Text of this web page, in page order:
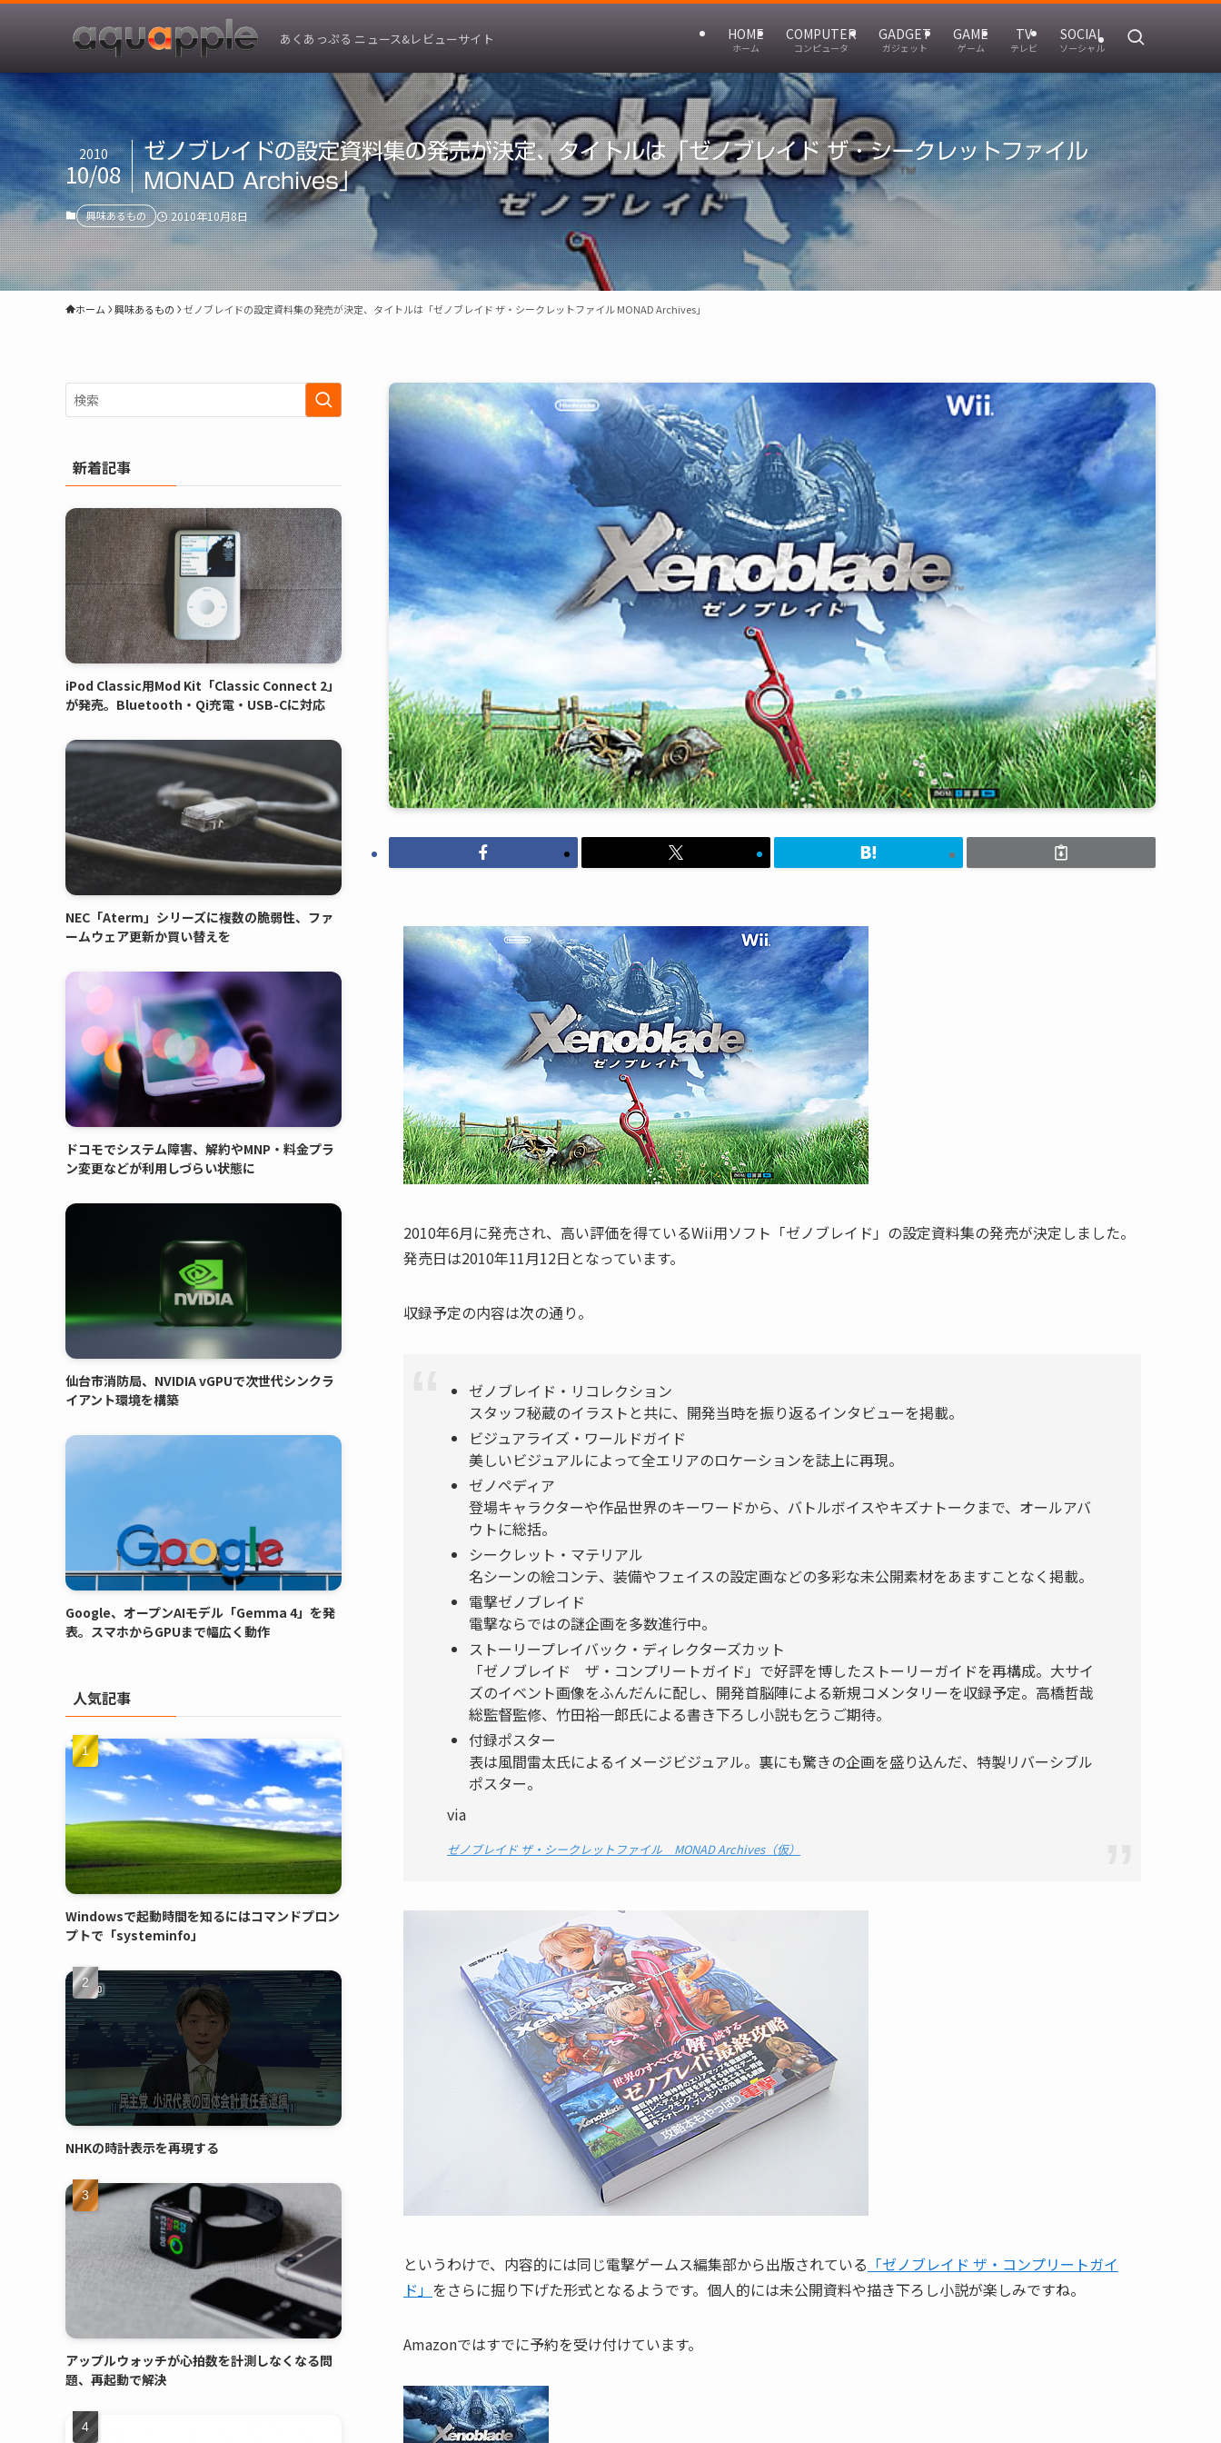
あくあっぷる ニュース&レビューサイト HOME
ホーム
COMPUTER
コンピュータ
GADGET
ガジェット
GAME
ゲーム
TV
テレビ
SOCIAL
ソーシャル
ゼノブレイドの設定資料集の発売が決定、タイトルは「ゼノブレイド ザ・シークレットファイル
MONAD Archives」
2010
10/08
興味あるもの 2010年10月8日
ホーム 興味あるもの ゼノブレイドの設定資料集の発売が決定、タイトルは「ゼノブレイド ザ・シークレットファイル MONAD Archives」
2010年6月に発売され、高い評価を得ているWii用ソフト「ゼノブレイド」の設定資料集の発売が決定しました。
発売日は2010年11月12日となっています。
収録予定の内容は次の通り。
ゼノブレイド・リコレクション
スタッフ秘蔵のイラストと共に、開発当時を振り返るインタビューを掲載。
ビジュアライズ・ワールドガイド
美しいビジュアルによって全エリアのロケーションを誌上に再現。
ゼノペディア
登場キャラクターや作品世界のキーワードから、バトルボイスやキズナトークまで、オールアバ
ウトに総括。
シークレット・マテリアル
名シーンの絵コンテ、装備やフェイスの設定画などの多彩な未公開素材をあますことなく掲載。
電撃ゼノブレイド
電撃ならではの謎企画を多数進行中。
ストーリープレイバック・ディレクターズカット
「ゼノブレイド ザ・コンプリートガイド」で好評を博したストーリーガイドを再構成。大サイ
ズのイベント画像をふんだんに配し、開発首脳陣による新規コメンタリーを収録予定。高橋哲哉
総監督監修、竹田裕一郎氏による書き下ろし小説も乞うご期待。
付録ポスター
表は風間雷太氏によるイメージビジュアル。裏にも驚きの企画を盛り込んだ、特製リバーシブル
ポスター。
via
ゼノブレイド ザ・シークレットファイル MONAD Archives（仮）
というわけで、内容的には同じ電撃ゲームス編集部から出版されている 「ゼノブレイド ザ・コンプリートガイ
ド」 をさらに掘り下げた形式となるようです。個人的には未公開資料や描き下ろし小説が楽しみですね。
Amazonではすでに予約を受け付けています。
新着記事
iPod Classic用Mod Kit「Classic Connect 2」
が発売。Bluetooth・Qi充電・USB-Cに対応
NEC「Aterm」シリーズに複数の脆弱性、ファ
ームウェア更新か買い替えを
ドコモでシステム障害、解約やMNP・料金プラ
ン変更などが利用しづらい状態に
仙台市消防局、NVIDIA vGPUで次世代シンクラ
イアント環境を構築
Google、オープンAIモデル「Gemma 4」を発
表。スマホからGPUまで幅広く動作
人気記事
Windowsで起動時間を知るにはコマンドプロン
プトで「systeminfo」
NHKの時計表示を再現する
アップルウォッチが心拍数を計測しなくなる問
題、再起動で解決